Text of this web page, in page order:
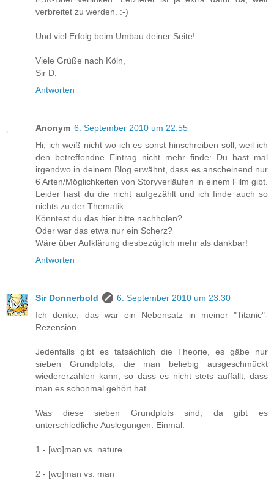
verbreitet zu werden. :-)
Und viel Erfolg beim Umbau deiner Seite!
Viele Grüße nach Köln,
Sir D.
Antworten
Anonym 6. September 2010 um 22:55
Hi, ich weiß nicht wo ich es sonst hinschreiben soll, weil ich
den betreffendne Eintrag nicht mehr finde: Du hast mal
irgendwo in deinem Blog erwähnt, dass es anscheinend nur
6 Arten/Möglichkeiten von Storyverläufen in einem Film gibt.
Leider hast du die nicht aufgezählt und ich finde auch so
nichts zu der Thematik.
Könntest du das hier bitte nachholen?
Oder war das etwa nur ein Scherz?
Wäre über Aufklärung diesbezüglich mehr als dankbar!
Antworten
Sir Donnerbold
6. September 2010 um 23:30
Ich denke, das war ein Nebensatz in meiner "Titanic"-
Rezension.
Jedenfalls gibt es tatsächlich die Theorie, es gäbe nur
sieben Grundplots, die man beliebig ausgeschmückt
wiedererzählen kann, so dass es nicht stets auffällt, dass
man es schonmal gehört hat.
Was diese sieben Grundplots sind, da gibt es
unterschiedliche Auslegungen. Einmal:
1 - [wo]man vs. nature
2 - [wo]man vs. man